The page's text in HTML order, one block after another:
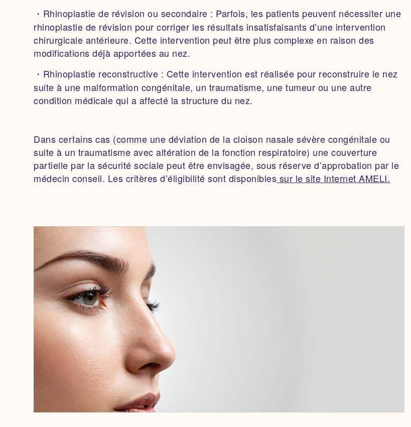
・Rhinoplastie de révision ou secondaire : Parfois, les patients peuvent nécessiter une
rhinoplastie de révision pour corriger les résultats insatisfaisants d’une intervention
chirurgicale antérieure. Cette intervention peut être plus complexe en raison des
modifications déjà apportées au nez.
・Rhinoplastie reconstructive : Cette intervention est réalisée pour reconstruire le nez
suite à une malformation congénitale, un traumatisme, une tumeur ou une autre
condition médicale qui a affecté la structure du nez.
Dans certains cas (comme une déviation de la cloison nasale sévère congénitale ou
suite à un traumatisme avec altération de la fonction respiratoire) une couverture
partielle par la sécurité sociale peut être envisagée, sous réserve d’approbation par le
médecin conseil. Les critères d’éligibilité sont disponibles sur le site Internet AMELI.